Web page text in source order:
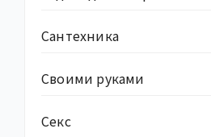
Сантехника
Своими руками
Секс